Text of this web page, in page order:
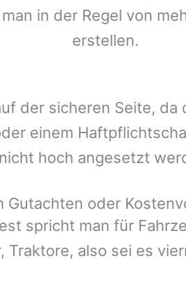
in der Regel von
erstellen.
der sicheren Seite,
einem
nicht hoch angesetzt
oder
spricht man für
Traktore, also sei es